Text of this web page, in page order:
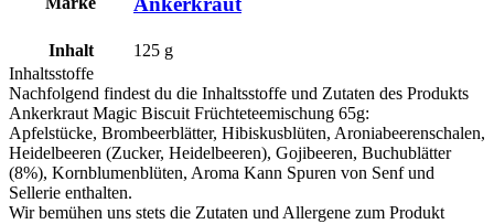
Inhalt 125 g
Inhaltsstoffe
Nachfolgend findest du die Inhaltsstoffe und Zutaten des Produkts
Ankerkraut Magic Biscuit Früchteteemischung 65g:
Apfelstücke, Brombeerblätter, Hibiskusblüten, Aroniabeerenschalen,
Heidelbeeren (Zucker, Heidelbeeren), Gojibeeren, Buchublätter
(8%), Kornblumenblüten, Aroma Kann Spuren von Senfund
Sellerie enthalten.
Wir bemühen uns stets die Zutaten und Allergene zum Produkt